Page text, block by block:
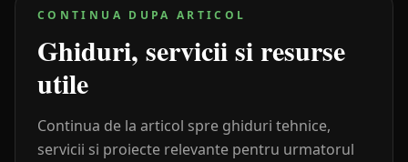
CONTINUA DUPA ARTICOL
Ghiduri, servicii si resurse
utile
Continua de la articol spre ghiduri tehnice,
servicii si proiecte relevante pentru urmatorul